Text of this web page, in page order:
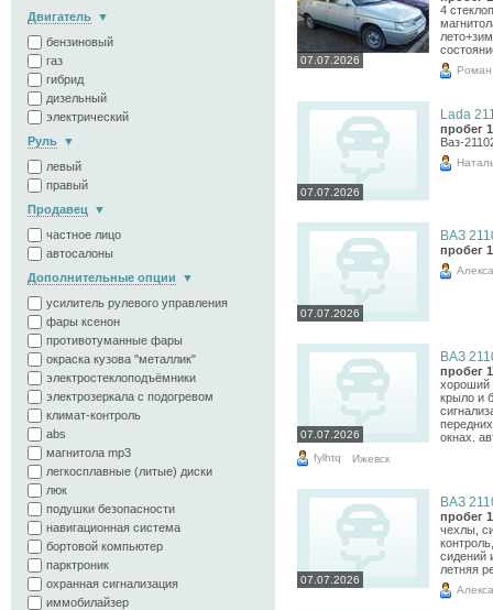
Двигатель
бензиновый
газ
гибрид
дизельный
электрический
Руль
левый
правый
Продавец
частное лицо
автосалоны
Дополнительные опции
усилитель рулевого управления
фары ксенон
противотуманные фары
окраска кузова "металлик"
электростеклоподъёмники
электрозеркала с подогревом
климат-контроль
abs
магнитола mp3
легкосплавные (литые) диски
люк
подушки безопасности
навигационная система
бортовой компьютер
парктроник
охранная сигнализация
иммобилайзер
07.07.2026
4
Роман
07.07.2026
Lada
пробег
Ваз-
07.07.2026
ВАЗ
пробег
07.07.2026
ВАЗ
пробег
хороший
крыло и
окнах.
fylhtq Ижевск
07.07.2026
ВАЗ
пробег
чехлы,
сидений
летняя